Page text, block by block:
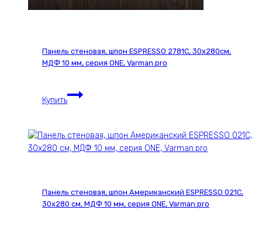
Панель стеновая, шпон ESPRESSO 2781С, 30х280см,
МДФ 10 мм, серия ONE, Varman.pro
Купить
Панель
стеновая,
2781С,
мм,
серия
Панель стеновая, шпон Американский ESPRESSO 021С,
30х280 см, МДФ 10 мм, серия ONE, Varman.pro